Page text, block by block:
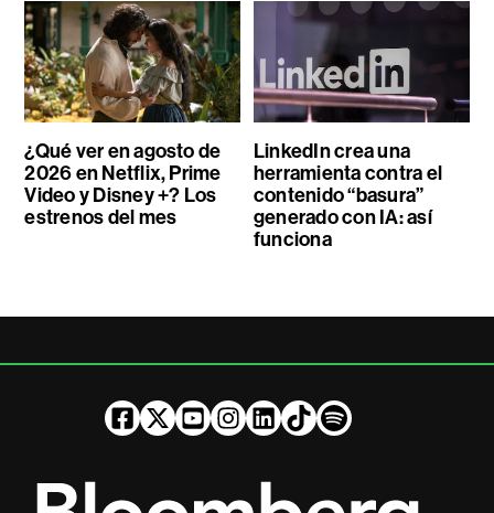
¿Qué ver en agosto de
2026 en Netflix, Prime
Video y Disney +? Los
estrenos del mes
LinkedIn crea una
herramienta contra el
contenido “basura”
generado con IA: así
funciona